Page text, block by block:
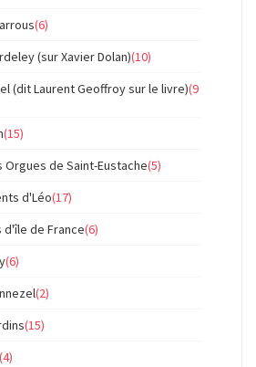
(6)
(sur Xavier Dolan)(10)
(dit Laurent Geoffroy sur le livre)(9
(15)
Orgues de Saint-Eustache(5)
d'Léo(17)
d'île de France(6)
(6)
(2)
(15)
(4)